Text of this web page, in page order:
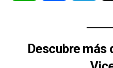
Descubre más